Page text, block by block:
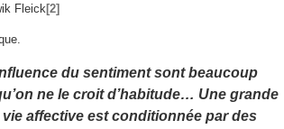
Fleick[2]
du sentiment sont beaucoup
ne le croit d’habitude… Une grande
affective est conditionnée par des